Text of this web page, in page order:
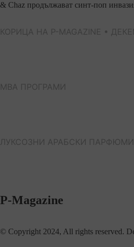
& Chaz продължават синт-поп
КОРИЦА НА P-MAGAZINE •
МВА ПРОГРАМИ
ЛУКСОЗНИ АРАБСКИ ПАРФЮМИ
P-Magazine
© Copyright 2024, All rights reserved.